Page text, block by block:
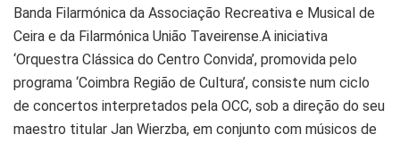
Banda Filarmónica da Associação Recreativa e Musical de
Ceira e da Filarmónica União Taveirense.A iniciativa
‘Orquestra Clássica do Centro Convida’, promovida pelo
programa ‘Coimbra Região de Cultura’, consiste num ciclo
de concertos interpretados pela OCC, sob a direção do seu
maestro titular Jan Wierzba, em conjunto com músicos de